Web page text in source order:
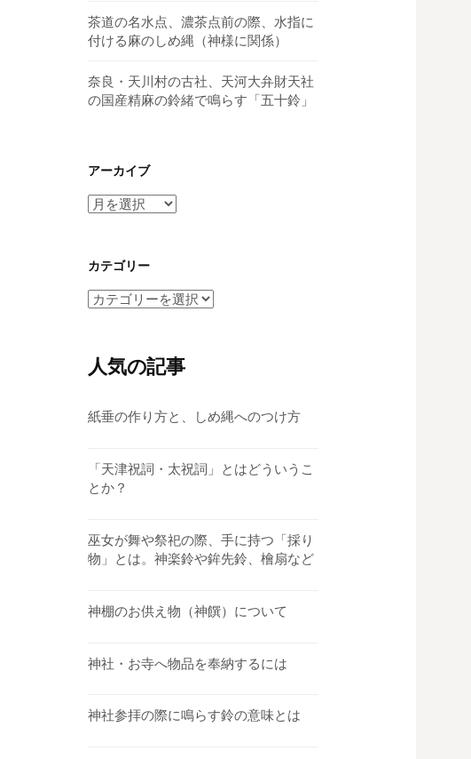
茶道の名水点、濃茶点前の際、水指に
付ける麻のしめ縄（神様に関係）
奈良・天川村の古社、天河大弁財天社
の国産精麻の鈴緒で鳴らす「五十鈴」
アーカイブ
ア
イ
ブ
カテゴリー
カ
リ
人気の記事
紙垂の作り方と、しめ縄へのつけ方
「天津祝詞・太祝詞」とはどういうこ
とか？
巫女が舞や祭祀の際、手に持つ「採り
物」とは。神楽鈴や鉾先鈴、檜扇など
神棚のお供え物（神饌）について
神社・お寺へ物品を奉納するには
神社参拝の際に鳴らす鈴の意味とは